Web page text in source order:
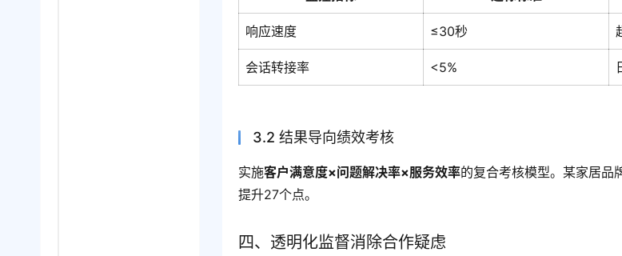
响应速度 ≤30秒
会话转接率 <5%
3.2 结果导向绩效考核
实施客户满意度×问题解决率×服务效率的复合考核模型。某家居品
提升27个点。
四、透明化监督消除合作疑虑